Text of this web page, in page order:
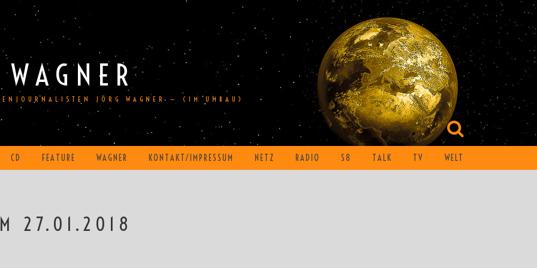
JÖRG WAGNER — (IM UMBAU)
CD FEATURE WAGNER KONTAKT/IMPRESSUM NETZ RADIO S8 TALK TV WELT
27.01.2018